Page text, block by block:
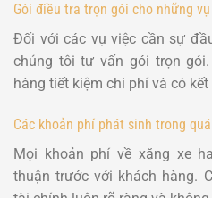
Gói điều tra trọn gói cho những
Đối với các vụ việc cần sự
chúng tôi tư vấn gói trọn
hàng tiết kiệm chi phí và có
Các khoản phí phát sinh trong
Mọi khoản phí về xăng xe
thuận trước với khách hàng.